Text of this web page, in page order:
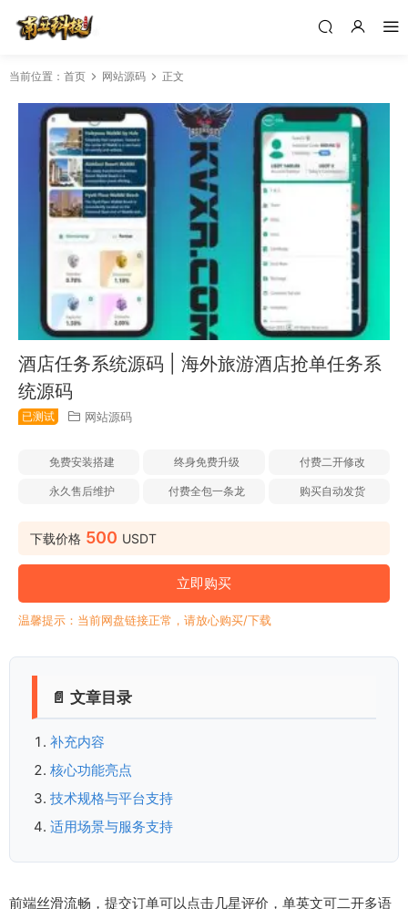
当前位置： 首页 网站源码 正文
酒店任务系统源码 | 海外旅游酒店抢单任务系
统源码
已测试 网站源码
免费安装搭建 终身免费升级 付费二开修改
永久售后维护 付费全包一条龙 购买自动发货
下载价格 500 USDT
立即购买
温馨提示：当前网盘链接正常，请放心购买/下载
📄 文章目录
补充内容
核心功能亮点
技术规格与平台支持
适用场景与服务支持
前端丝滑流畅，提交订单可以点击几星评价，单英文可二开多语